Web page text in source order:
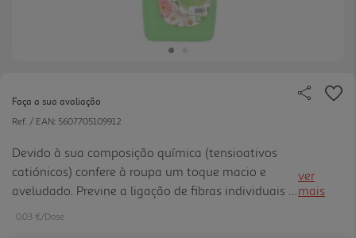
Faça a sua avaliação
Ref. / EAN: 5607705109912
Devido à sua composição química (tensioativos
catiónicos) confere à roupa um toque macio e
aveludado. Previne a ligação de fibras individuais e
a criação de eletricidade estática dos tecidos,
ver
mais
0.03 €/Dose